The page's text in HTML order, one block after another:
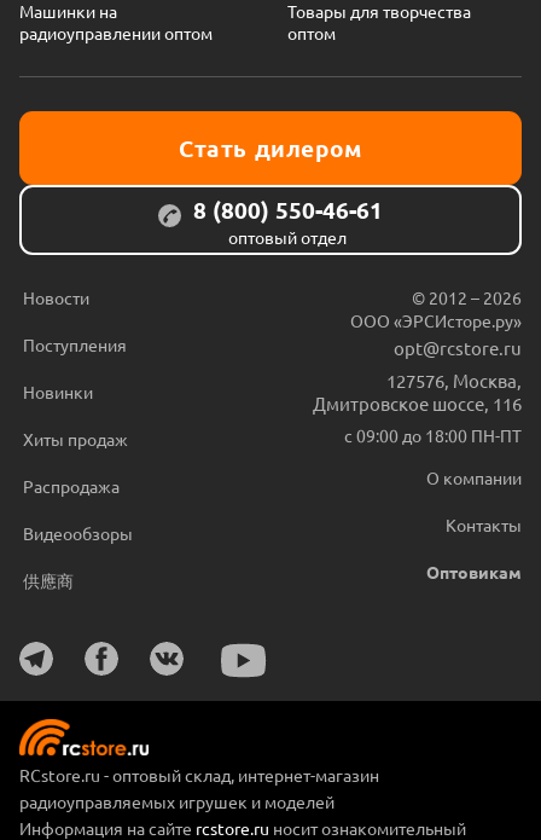
Машинки на
радиоуправлении оптом
Товары для творчества
оптом
Стать дилером
8 (800) 550-46-61
оптовый отдел
Новости
Поступления
Новинки
Хиты продаж
Распродажа
Видеообзоры
供應商
© 2012 – 2026
ООО «ЭРСИсторе.ру»
opt@rcstore.ru
127576 Москва
Дмитровское шоссе, 116
с 09:00 до 18:00 ПН-ПТ
О компании
Контакты
Оптовикам
RCstore.ru - оптовый склад, интернет-магазин
радиоуправляемых игрушек и моделей
Информация на сайте rcstore.ru носит ознакомительный